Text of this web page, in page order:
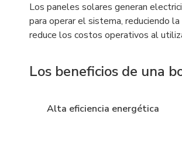
Los paneles solares generan
para operar el sistema, reduciendo
reduce los costos operativos al
Los beneficios de una
Alta eficiencia energética